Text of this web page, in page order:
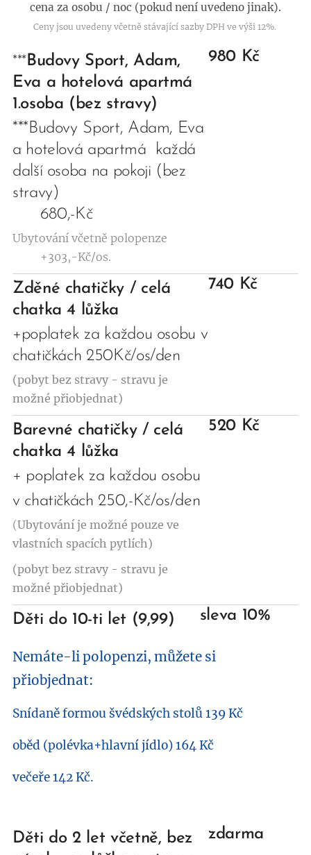
cena za osobu / noc (pokud není uvedeno jinak).
Ceny jsou uvedeny včetně stávající sazby DPH ve výši 12%.
***Budovy Sport, Adam,
Eva a hotelová apartmá
1.osoba (bez stravy)
***Budovy Sport, Adam, Eva
a hotelová apartmá každá
další osoba na pokoji (bez
stravy)
680,-Kč
Ubytování včetně polopenze
+303,-Kč/os.
980 Kč
Zděné chatičky / celá
chatka 4 lůžka
+poplatek za každou osobu v
chatičkách 250Kč/os/den
(pobyt bez stravy - stravu je
možné přiobjednat)
740 Kč
Barevné chatičky / celá
chatka 4 lůžka
+ poplatek za každou osobu
v chatičkách 250,-Kč/os/den
(Ubytování je možné pouze ve
vlastních spacích pytlích)
(pobyt bez stravy - stravu je
možné přiobjednat)
520 Kč
Děti do 10-ti let (9,99) sleva 10%
Nemáte-li polopenzi, můžete si
přiobjednat:
Snídaně formou švédských stolů 139 Kč
oběd (polévka+hlavní jídlo) 164 Kč
večeře 142 Kč.
Děti do 2 let včetně, bez
zdarma